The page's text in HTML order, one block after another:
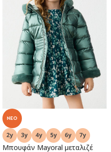
NEO
Μπουφάν Mayoral μεταλιζέ